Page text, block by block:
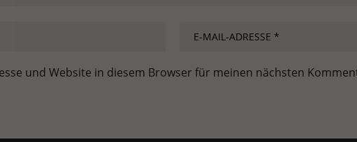
und Website in diesem Browser für meinen nächsten